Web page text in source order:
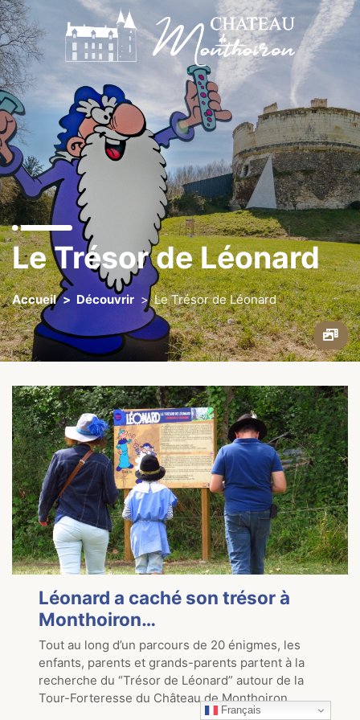
Découvrir
Préparer ma visite
Contact
Groupes / Scolaires
Espace Presse
Je soutiens Monthoiron
Le Trésor de Léonard
Accueil Découvrir Le Trésor de Léonard
Léonard a caché son trésor à
Monthoiron…
Tout au long d’un parcours de 20 énigmes, les
enfants, parents et grands-parents partent à la
recherche du “Trésor de Léonard” autour de la
Tour-Forteresse du Château de Monthoiron.
Français